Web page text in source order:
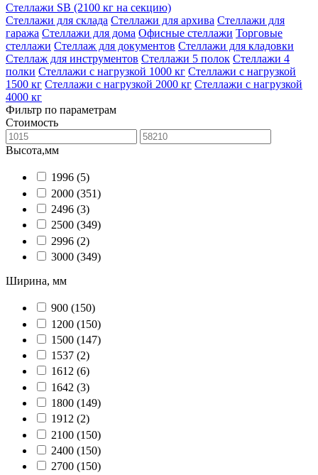
Стеллажи SB (2100 кг на секцию)
Стеллажи для склада Стеллажи для архива Стеллажи для
гаража Стеллажи для дома Офисные стеллажи Торговые
стеллажи Стеллаж для документов Стеллажи для кладовки
Стеллаж для инструментов Стеллажи 5 полок Стеллажи 4
полки Стеллажи с нагрузкой 1000 кг Стеллажи с нагрузкой
1500 кг Стеллажи с нагрузкой 2000 кг Стеллажи с нагрузкой
4000 кг
Фильтр по параметрам
Стоимость
Высота,мм
1996 (5)
2000 (351)
2496 (3)
2500 (349)
2996 (2)
3000 (349)
Ширина, мм
900 (150)
1200 (150)
1500 (147)
1537 (2)
1612 (6)
1642 (3)
1800 (149)
1912 (2)
2100 (150)
2400 (150)
2700 (150)